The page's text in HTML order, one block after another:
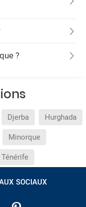
?
Djerba Hurghada
Minorque
Ténérife
SOCIAUX